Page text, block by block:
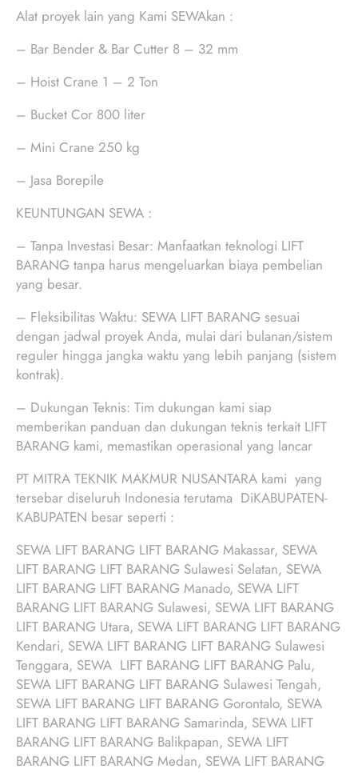
Alat proyek lain yang Kami SEWAkan :
– Bar Bender & Bar Cutter 8 – 32 mm
– Hoist Crane 1 – 2 Ton
– Bucket Cor 800 liter
– Mini Crane 250 kg
– Jasa Borepile
KEUNTUNGAN SEWA :
– Tanpa Investasi Besar: Manfaatkan teknologi LIFT
BARANG tanpa harus mengeluarkan biaya pembelian
yang besar.
– Fleksibilitas Waktu: SEWA LIFT BARANG sesuai
dengan jadwal proyek Anda, mulai dari bulanan/sistem
reguler hingga jangka waktu yang lebih panjang (sistem
kontrak).
– Dukungan Teknis: Tim dukungan kami siap
memberikan panduan dan dukungan teknis terkait LIFT
BARANG kami, memastikan operasional yang lancar
PT MITRA TEKNIK MAKMUR NUSANTARA kami yang
tersebar diseluruh Indonesia terutama DiKABUPATEN-
KABUPATEN besar seperti :
SEWA LIFT BARANG LIFT BARANG Makassar, SEWA
LIFT BARANG LIFT BARANG Sulawesi Selatan, SEWA
LIFT BARANG LIFT BARANG Manado, SEWA LIFT
BARANG LIFT BARANG Sulawesi, SEWA LIFT BARANG
LIFT BARANG Utara, SEWA LIFT BARANG LIFT BARANG
Kendari, SEWA LIFT BARANG LIFT BARANG Sulawesi
Tenggara, SEWA LIFT BARANG LIFT BARANG Palu,
SEWA LIFT BARANG LIFT BARANG Sulawesi Tengah,
SEWA LIFT BARANG LIFT BARANG Gorontalo, SEWA
LIFT BARANG LIFT BARANG Samarinda, SEWA LIFT
BARANG LIFT BARANG Balikpapan, SEWA LIFT
BARANG LIFT BARANG Medan, SEWA LIFT BARANG